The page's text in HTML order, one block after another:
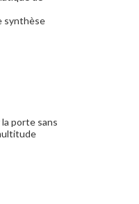
synthèse
porte sans